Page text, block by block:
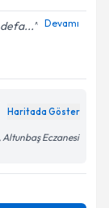
Devamı
Haritada Göster
Altunbaş Eczanesi